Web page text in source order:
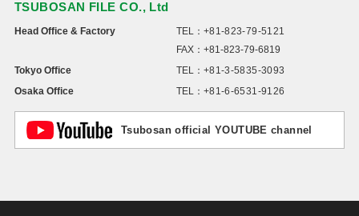
TSUBOSAN FILE CO., Ltd
Head Office & Factory TEL： +81-823-79-5121
FAX：+81-823-79-6819
Tokyo Office
TEL： +81-3-5835-3093
Osaka Office
TEL： +81-6-6531-9126
Tsubosan official YOUTUBE channel